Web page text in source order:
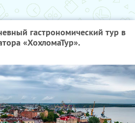
гастрономический тур в
«ХохломаТур».